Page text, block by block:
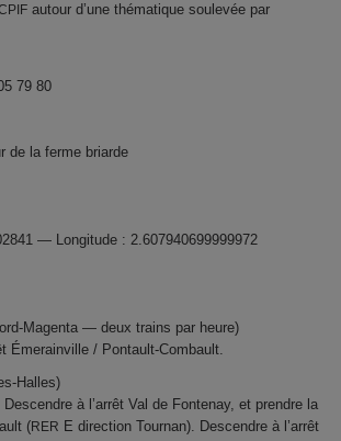
autour d’une thématique soulevée par
79 80
de la ferme briarde
— Longitude : 2.607940699999972
Magenta — deux trains par heure)
Émerainville / Pontault-Combault.
Halles)
à l’arrêt Val de Fontenay, et prendre la
(RER E direction Tournan). Descendre à l’arrêt